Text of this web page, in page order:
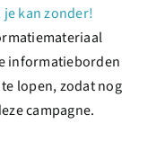
je kan zonder!
informatieborden
lopen, zodat nog
campagne.